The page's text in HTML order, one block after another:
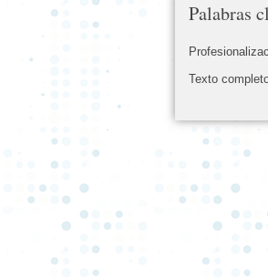
Palabras
Texto